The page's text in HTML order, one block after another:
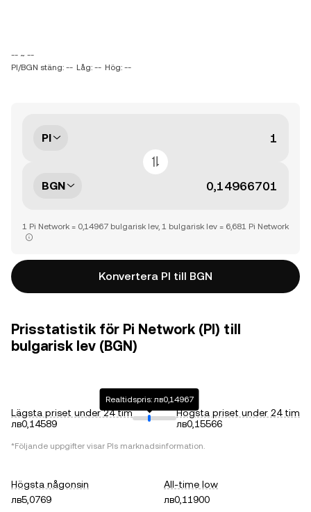
-- ~ --
PI/BGN stäng: -- Låg: -- Hög: --
PI
BGN
1 Pi Network = 0,14967 bulgarisk lev, 1 bulgarisk lev = 6,681 Pi Network
Konvertera PI till BGN
Prisstatistik för Pi Network (PI) till
bulgarisk lev (BGN)
Lägsta priset under 24 tim
лв0,14589
Realtidspris: лв0,14967
Högsta priset under 24 tim
лв0,15566
*Följande uppgifter visar PIs marknadsinformation.
Högsta någonsin
лв5,0769
All-time low
лв0,11900